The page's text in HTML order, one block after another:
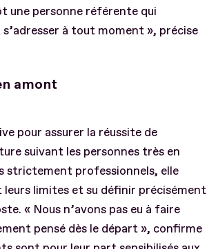
une personne référente qui
à tout moment », précise
amont
pour assurer la réussite de
suivant les personnes très en
strictement professionnels, elle
limites et su définir précisément
« Nous n’avons pas eu à faire
pensé dès le départ », confirme